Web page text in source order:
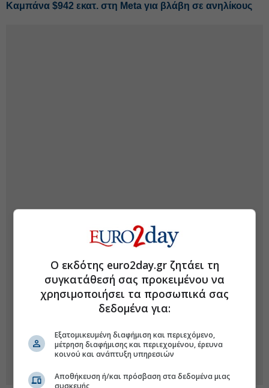
Καμπάνα $942 εκατ. στη Meta για βλάβη σε ανηλίκους
Ο εκδότης euro2day.gr ζητάει τη
συγκατάθεσή σας προκειμένου να
χρησιμοποιήσει τα προσωπικά σας
δεδομένα για:
Εξατομικευμένη διαφήμιση και περιεχόμενο,
μέτρηση διαφήμισης και περιεχομένου, έρευνα
κοινού και ανάπτυξη υπηρεσιών
Αποθήκευση ή/και πρόσβαση στα δεδομένα μιας
συσκευής